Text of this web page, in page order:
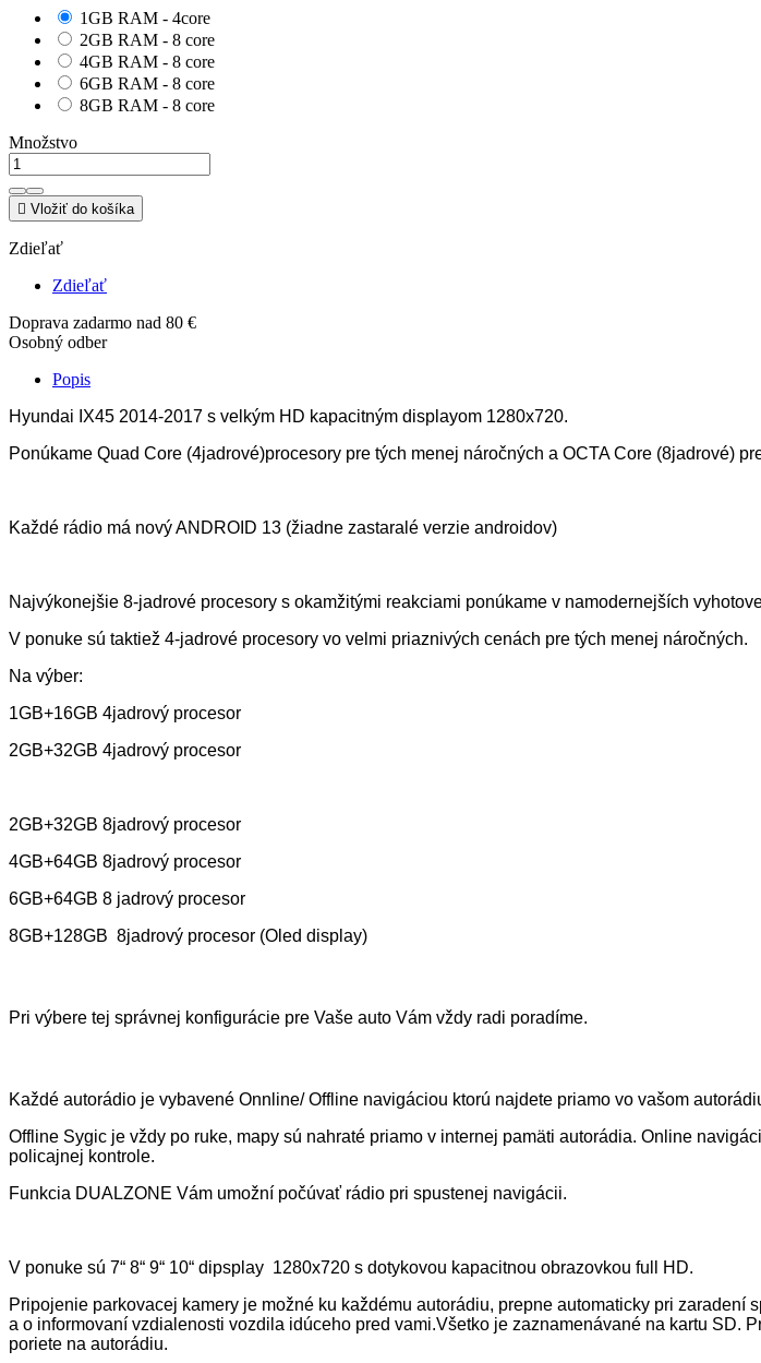
1GB RAM - 4core
2GB RAM - 8 core
4GB RAM - 8 core
6GB RAM - 8 core
8GB RAM - 8 core
Množstvo
 Vložiť do košíka
Zdieľať
Zdieľať
Doprava zadarmo nad 80 €
Osobný odber
Popis
Hyundai IX45 2014-2017 s velkým HD kapacitným displayom 1280x720.
Ponúkame Quad Core (4jadrové)procesory pre tých menej náročných a OCTA Core (8jadrové)
Každé rádio má nový ANDROID 13 (žiadne zastaralé verzie androidov)
Najvýkonejšie 8-jadrové procesory s okamžitými reakciami ponúkame v namodernejších
V ponuke sú taktiež 4-jadrové procesory vo velmi priaznivých cenách pre tých menej náročných.
Na výber:
1GB+16GB 4jadrový procesor
2GB+32GB 4jadrový procesor
2GB+32GB 8jadrový procesor
4GB+64GB 8jadrový procesor
6GB+64GB 8 jadrový procesor
8GB+128GB 8jadrový procesor (Oled display)
Pri výbere tej správnej konfigurácie pre Vaše auto Vám vždy radi poradíme.
Každé autorádio je vybavené Onnline/ Offline navigáciou ktorú najdete priamo vo vašom
Offline Sygic je vždy po ruke, mapy sú nahraté priamo v internej pamäti autorádia. Online
policajnej kontrole.
Funkcia DUALZONE Vám umožní počúvať rádio pri spustenej navigácii.
V ponuke sú 7“ 8“ 9“ 10“ dipsplay 1280x720 s dotykovou kapacitnou obrazovkou full HD.
Pripojenie parkovacej kamery je možné ku každému autorádiu, prepne automaticky pri
a o informovaní vzdialenosti vozdila idúceho pred vami.Všetko je zaznamenávané na kartu SD.
poriete na autorádiu.